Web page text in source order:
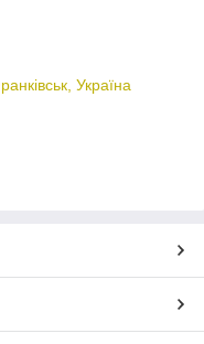
Україна